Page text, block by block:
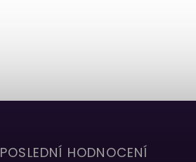
POSLEDNÍ HODNOCENÍ